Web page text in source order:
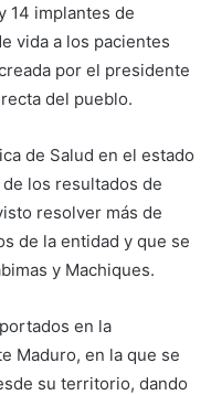
14 implantes de
vida a los pacientes
por el presidente
del pueblo.
de Salud en el estado
los resultados de
resolver más de
de la entidad y que se
y Machiques.
en la
Maduro, en la que se
su territorio, dando